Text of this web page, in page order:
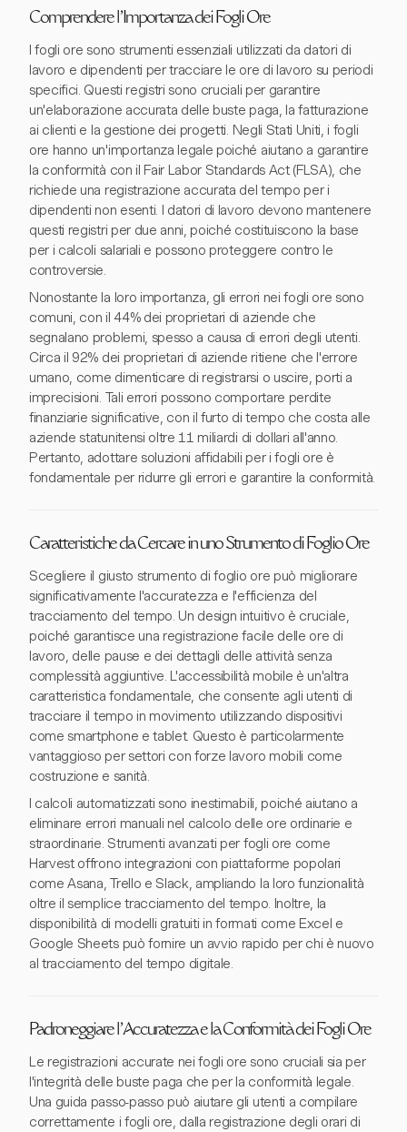
Comprendere l'Importanza dei Fogli Ore
I fogli ore sono strumenti essenziali utilizzati da datori di
lavoro e dipendenti per tracciare le ore di lavoro su periodi
specifici. Questi registri sono cruciali per garantire
un'elaborazione accurata delle buste paga, la fatturazione
ai clienti e la gestione dei progetti. Negli Stati Uniti, i fogli
ore hanno un'importanza legale poiché aiutano a garantire
la conformità con il Fair Labor Standards Act (FLSA), che
richiede una registrazione accurata del tempo per i
dipendenti non esenti. I datori di lavoro devono mantenere
questi registri per due anni, poiché costituiscono la base
per i calcoli salariali e possono proteggere contro le
controversie.
Nonostante la loro importanza, gli errori nei fogli ore sono
comuni, con il 44% dei proprietari di aziende che
segnalano problemi, spesso a causa di errori degli utenti.
Circa il 92% dei proprietari di aziende ritiene che l'errore
umano, come dimenticare di registrarsi o uscire, porti a
imprecisioni. Tali errori possono comportare perdite
finanziarie significative, con il furto di tempo che costa alle
aziende statunitensi oltre 11 miliardi di dollari all'anno.
Pertanto, adottare soluzioni affidabili per i fogli ore è
fondamentale per ridurre gli errori e garantire la conformità.
Caratteristiche da Cercare in uno Strumento di Foglio Ore
Scegliere il giusto strumento di foglio ore può migliorare
significativamente l'accuratezza e l'efficienza del
tracciamento del tempo. Un design intuitivo è cruciale,
poiché garantisce una registrazione facile delle ore di
lavoro, delle pause e dei dettagli delle attività senza
complessità aggiuntive. L'accessibilità mobile è un'altra
caratteristica fondamentale, che consente agli utenti di
tracciare il tempo in movimento utilizzando dispositivi
come smartphone e tablet. Questo è particolarmente
vantaggioso per settori con forze lavoro mobili come
costruzione e sanità.
I calcoli automatizzati sono inestimabili, poiché aiutano a
eliminare errori manuali nel calcolo delle ore ordinarie e
straordinarie. Strumenti avanzati per fogli ore come
Harvest offrono integrazioni con piattaforme popolari
come Asana, Trello e Slack, ampliando la loro funzionalità
oltre il semplice tracciamento del tempo. Inoltre, la
disponibilità di modelli gratuiti in formati come Excel e
Google Sheets può fornire un avvio rapido per chi è nuovo
al tracciamento del tempo digitale.
Padroneggiare l'Accuratezza e la Conformità dei Fogli Ore
Le registrazioni accurate nei fogli ore sono cruciali sia per
l'integrità delle buste paga che per la conformità legale.
Una guida passo-passo può aiutare gli utenti a compilare
correttamente i fogli ore, dalla registrazione degli orari di